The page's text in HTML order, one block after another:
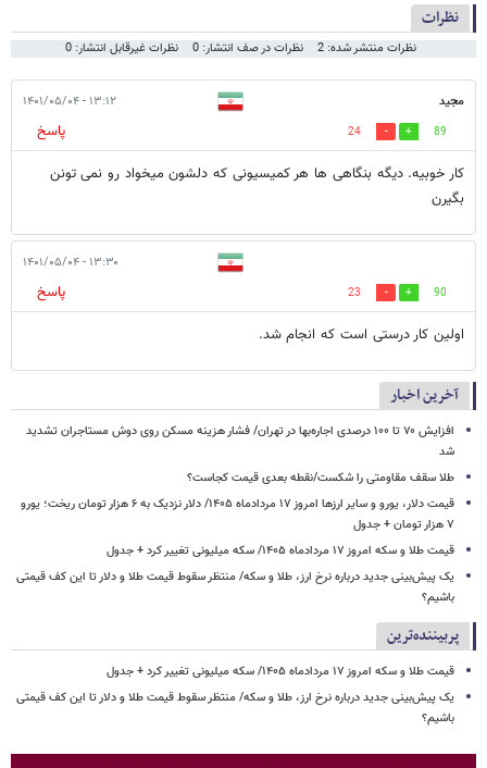
نظرات
نظرات منتشر شده: 2 نظرات در صف انتشار: 0 نظرات غیرقابل انتشار: 0
مجید ۱۳:۱۲ - ۱۴۰۱/۰۵/۰۴
89
24
پاسخ
کار خوبیه. دیگه بنگاهی ها هر کمیسیونی که دلشون میخواد رو نمی تونن
بگیرن
۱۳:۳۰ - ۱۴۰۱/۰۵/۰۴
90
23
پاسخ
اولین کار درستی است که انجام شد.
آخرین اخبار
افزایش ۷۰ تا ۱۰۰ درصدی اجاره‌بها در تهران/ فشار هزینه مسکن روی دوش مستاجران تشدید
شد
طلا سقف مقاومتی را شکست/نقطه بعدی قیمت کجاست؟
قیمت دلار، یورو و سایر ارزها امروز ۱۷ مردادماه ۱۴۰۵/ دلار نزدیک به ۶ هزار تومان ریخت؛ یورو
۷ هزار تومان + جدول
قیمت طلا و سکه امروز ۱۷ مردادماه ۱۴۰۵/ سکه میلیونی تغییر کرد + جدول
یک پیش‌بینی جدید درباره نرخ ارز، طلا و سکه/ منتظر سقوط قیمت طلا و دلار تا این کف قیمتی
باشیم؟
پربیننده‌ترین
قیمت طلا و سکه امروز ۱۷ مردادماه ۱۴۰۵/ سکه میلیونی تغییر کرد + جدول
یک پیش‌بینی جدید درباره نرخ ارز، طلا و سکه/ منتظر سقوط قیمت طلا و دلار تا این کف قیمتی
باشیم؟